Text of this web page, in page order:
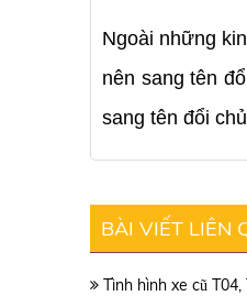
Ngoài những
nên sang tên
sang tên đổi
BÀI VIẾT LIÊN
Tình hình xe cũ